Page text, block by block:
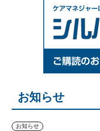
お知らせ
お知らせ